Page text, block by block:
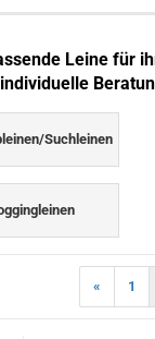
Leine für
Suchleinen
« 1